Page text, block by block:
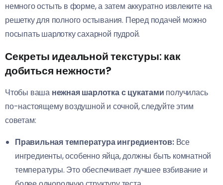
немного остыть в форме, а затем аккуратно извлеките на
решетку для полного остывания. Перед подачей можно
посыпать шарлотку сахарной пудрой.
Секреты идеальной текстуры: как
добиться нежности?
Чтобы ваша нежная шарлотка с цукатами получилась
по-настоящему воздушной и сочной, следуйте этим
советам:
Правильная температура ингредиентов:Все
ингредиенты, особенно яйца, должны быть комнатной
температуры. Это обеспечивает лучшее взбивание и